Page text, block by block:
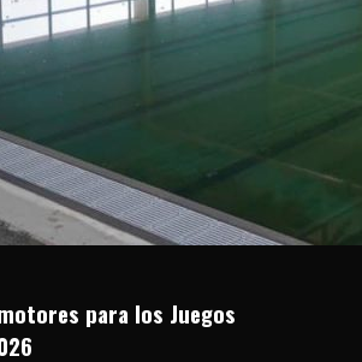
para los Juegos